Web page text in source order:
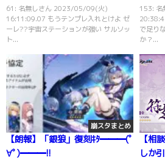
ｗｗｗｗｗｗｗ
61: 名無しさん 2023/05/09(火)
16:11:09.07 もうテンプレ入れとけよ ゼ
ーレ??宇宙ステーションが強い サルソッ
ト...
けど
153:
で足り
か？...
崩スタまとめ
【朗報】「銀狼」復刻ｷﾀ━━━(ﾟ
∀ﾟ)━━━!!
【相
しか